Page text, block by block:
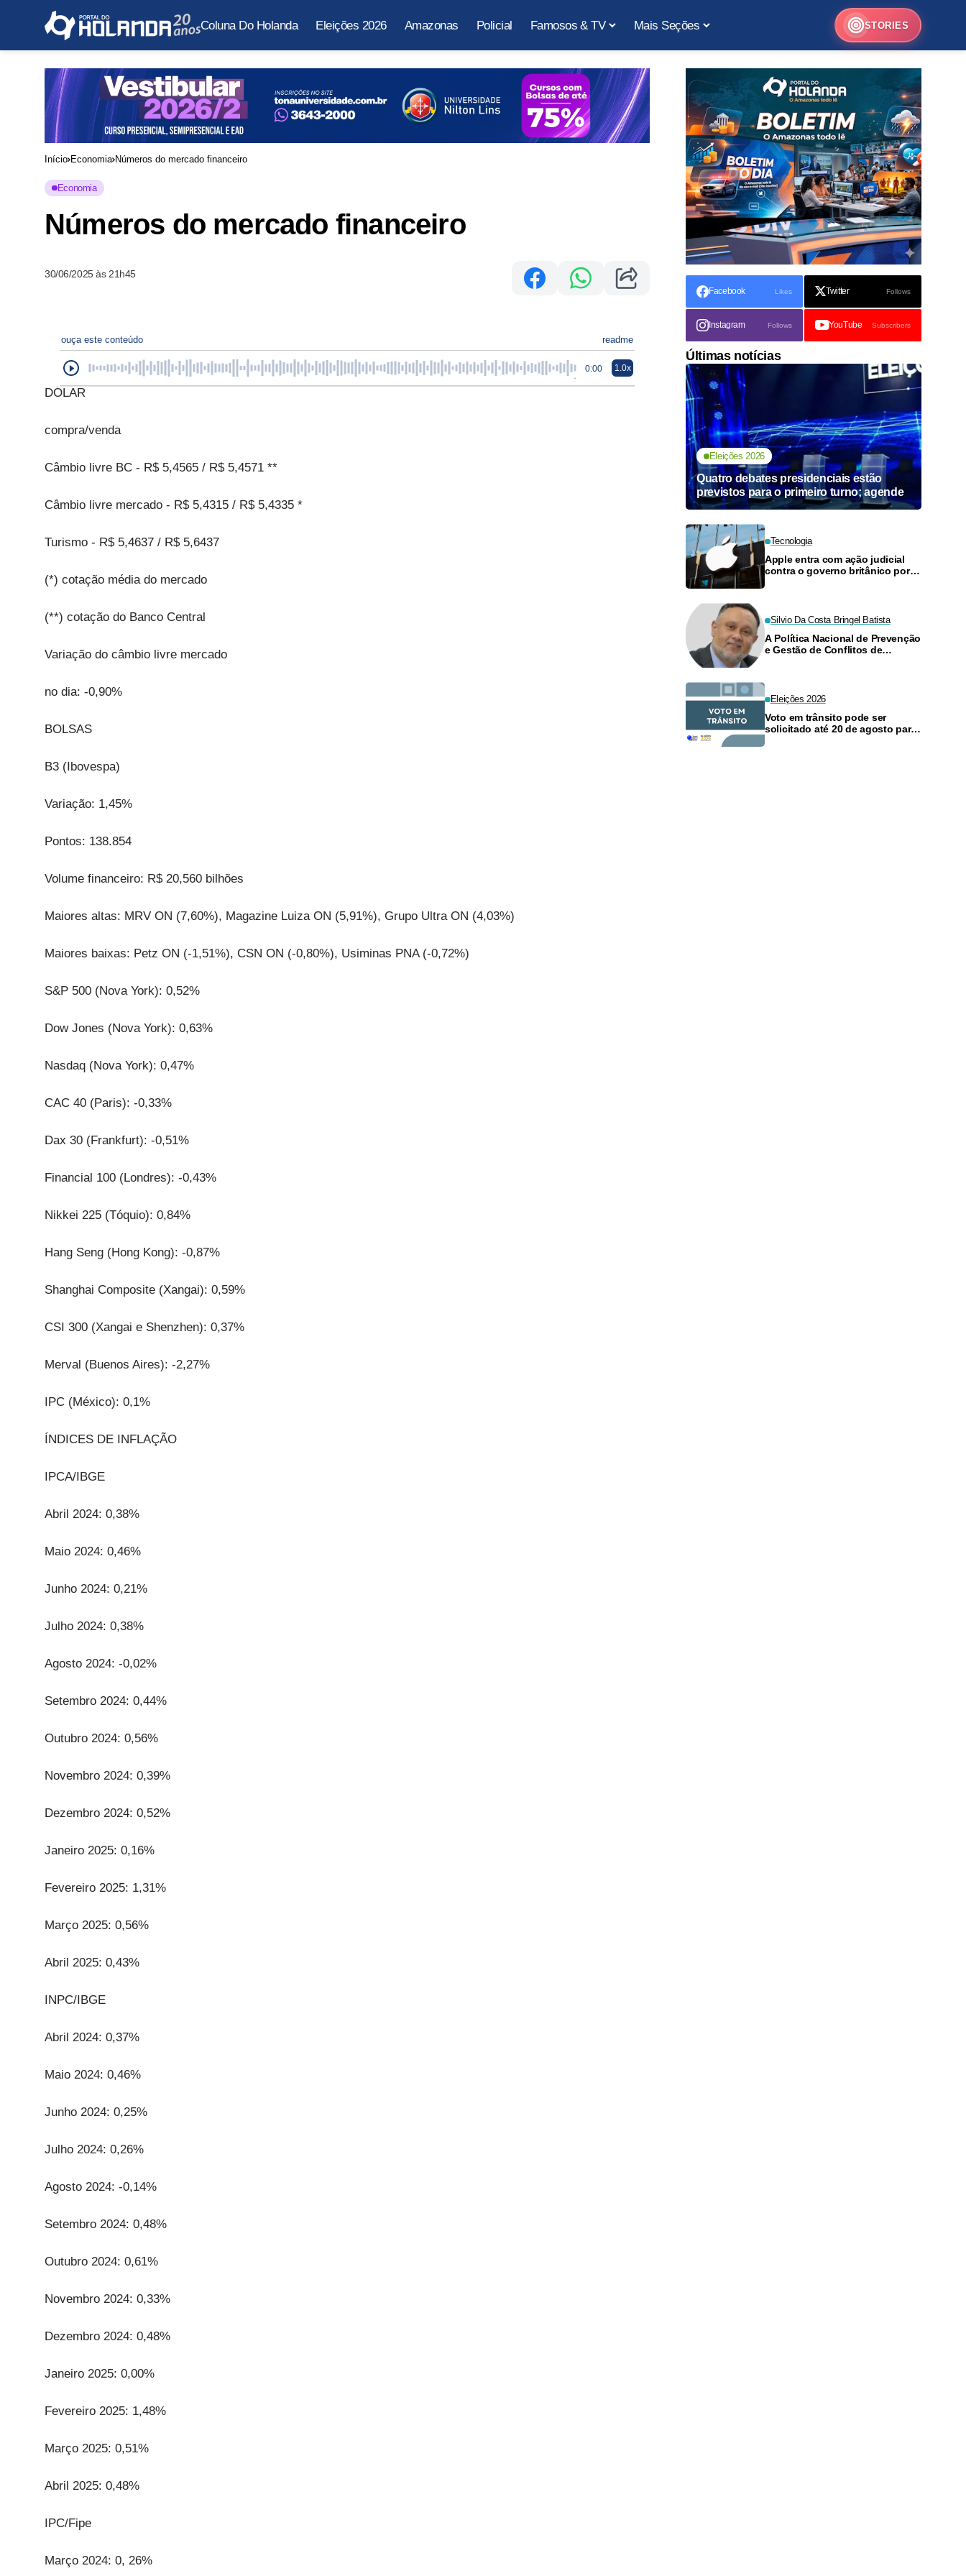
Coluna Do Holanda Eleições 2026 Amazonas Policial Famosos & TV Mais Seções STORIES
Início Economia Números do mercado financeiro
Economia
Números do mercado financeiro
30/06/2025 às 21h45
ouça este conteúdo readme
0:00 1.0x
DÓLAR
compra/venda
Câmbio livre BC - R$ 5,4565 / R$ 5,4571 **
Câmbio livre mercado - R$ 5,4315 / R$ 5,4335 *
Turismo - R$ 5,4637 / R$ 5,6437
(*) cotação média do mercado
(**) cotação do Banco Central
Variação do câmbio livre mercado
no dia: -0,90%
BOLSAS
B3 (Ibovespa)
Variação: 1,45%
Pontos: 138.854
Volume financeiro: R$ 20,560 bilhões
Maiores altas: MRV ON (7,60%), Magazine Luiza ON (5,91%), Grupo Ultra ON (4,03%)
Maiores baixas: Petz ON (-1,51%), CSN ON (-0,80%), Usiminas PNA (-0,72%)
S&P 500 (Nova York): 0,52%
Dow Jones (Nova York): 0,63%
Nasdaq (Nova York): 0,47%
CAC 40 (Paris): -0,33%
Dax 30 (Frankfurt): -0,51%
Financial 100 (Londres): -0,43%
Nikkei 225 (Tóquio): 0,84%
Hang Seng (Hong Kong): -0,87%
Shanghai Composite (Xangai): 0,59%
CSI 300 (Xangai e Shenzhen): 0,37%
Merval (Buenos Aires): -2,27%
IPC (México): 0,1%
ÍNDICES DE INFLAÇÃO
IPCA/IBGE
Abril 2024: 0,38%
Maio 2024: 0,46%
Junho 2024: 0,21%
Julho 2024: 0,38%
Agosto 2024: -0,02%
Setembro 2024: 0,44%
Outubro 2024: 0,56%
Novembro 2024: 0,39%
Dezembro 2024: 0,52%
Janeiro 2025: 0,16%
Fevereiro 2025: 1,31%
Março 2025: 0,56%
Abril 2025: 0,43%
INPC/IBGE
Abril 2024: 0,37%
Maio 2024: 0,46%
Junho 2024: 0,25%
Julho 2024: 0,26%
Agosto 2024: -0,14%
Setembro 2024: 0,48%
Outubro 2024: 0,61%
Novembro 2024: 0,33%
Dezembro 2024: 0,48%
Janeiro 2025: 0,00%
Fevereiro 2025: 1,48%
Março 2025: 0,51%
Abril 2025: 0,48%
IPC/Fipe
Março 2024: 0, 26%
Facebook Likes Twitter Follows
Instagram Follows YouTube Subscribers
Últimas notícias
Eleições 2026
Quatro debates presidenciais estão
previstos para o primeiro turno; agende
Tecnologia
Apple entra com ação judicial
contra o governo britânico por
Silvio Da Costa Bringel Batista
A Política Nacional de Prevenção
e Gestão de Conflitos de
Eleições 2026
Voto em trânsito pode ser
solicitado até 20 de agosto para